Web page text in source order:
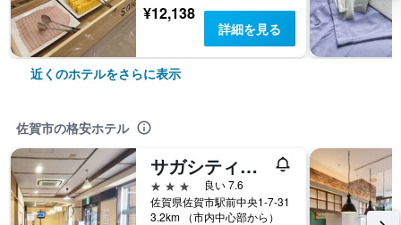
¥12,138
詳細を見る
近くのホテルをさらに表示
佐賀市の格安ホテル
サガシティホテル
3つ星
良い 7.6
佐賀県佐賀市駅前中央1-7-31
3.2km （市内中心部から）